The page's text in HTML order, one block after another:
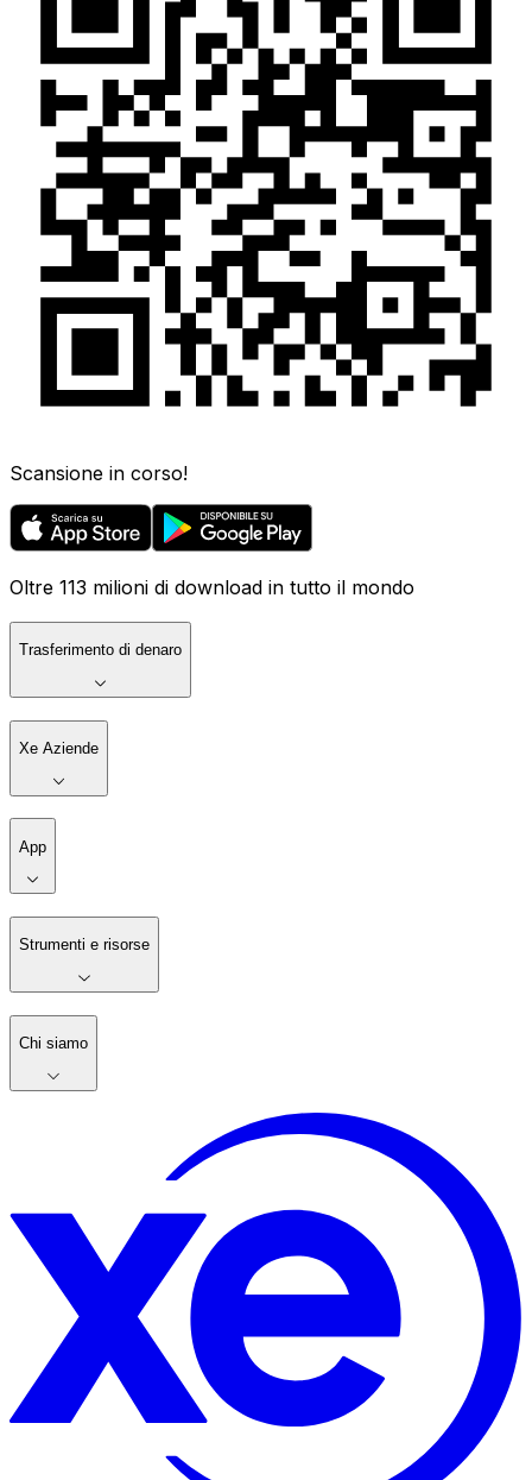
Scansione in corso!
Oltre 113 milioni di download in tutto il mondo
Trasferimento di denaro
Xe Aziende
App
Strumenti e risorse
Chi siamo